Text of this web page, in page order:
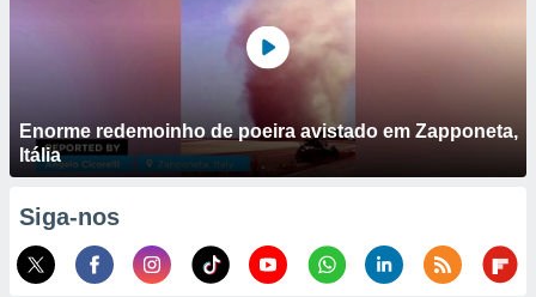
Enorme redemoinho de poeira avistado em Zapponeta,
Itália
Siga-nos